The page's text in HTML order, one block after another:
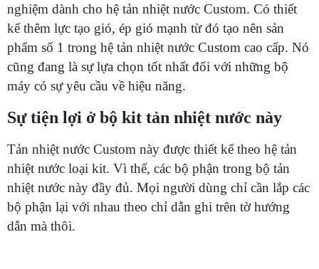
nghiệm dành cho hệ tản nhiệt nước Custom. Có thiết
kế thêm lực tạo gió, ép gió mạnh từ đó tạo nên sản
phẩm số 1 trong hệ tản nhiệt nước Custom cao cấp. Nó
cũng đang là sự lựa chọn tốt nhất đối với những bộ
máy có sự yêu cầu về hiệu năng.
Sự tiện lợi ở bộ kit tản nhiệt nước này
Tản nhiệt nước Custom này được thiết kế theo hệ tản
nhiệt nước loại kit. Vì thế, các bộ phận trong bộ tản
nhiệt nước này đầy đủ. Mọi người dùng chỉ cần lắp các
bộ phận lại với nhau theo chỉ dẫn ghi trên tờ hướng
dẫn mà thôi.